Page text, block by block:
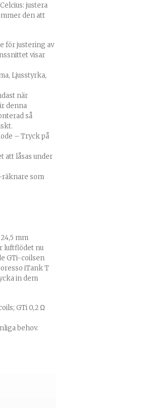
justera
den att
för justering av
visar
Ljusstyrka,
när
denna
så
– Tryck på
att låsas under
räknare som
mm
luftflödet nu
GTi-coilsen
iTank T
in dem
GTi 0,2 Ω
behov.